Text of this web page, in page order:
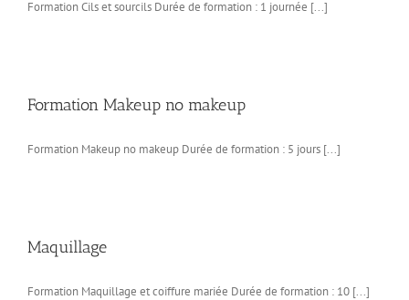
Formation Cils et sourcils Durée de formation : 1 journée [...]
Formation Makeup no makeup
Formation Makeup no makeup Durée de formation : 5 jours [...]
Maquillage
Formation Maquillage et coiffure mariée Durée de formation : 10 [...]